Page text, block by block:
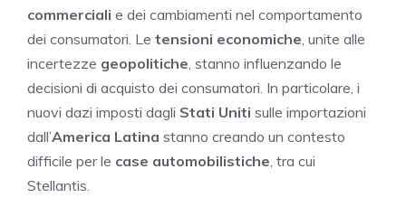
commerciali e dei cambiamenti nel comportamento
dei consumatori. Le tensioni economiche , unite alle
incertezze geopolitiche , stanno influenzando le
decisioni di acquisto dei consumatori. In particolare, i
nuovi dazi imposti dagli Stati Uniti sulle importazioni
dall’America Latina stanno creando un contesto
difficile per le case automobilistiche , tra cui
Stellantis.